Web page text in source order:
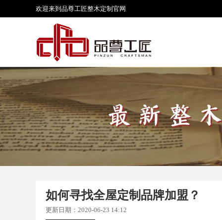
欢迎来到品尊工匠整木定制 官网
如何寻找全屋定制品牌加盟？
更新日期：2020-06-23 14:12